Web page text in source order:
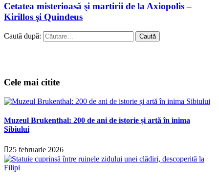
Cetatea misterioasă şi martirii de la Axiopolis –
Kirillos şi Quindeus
Caută după:
Cele mai citite
Muzeul Brukenthal: 200 de ani de istorie și artă în inima
Sibiului
25 februarie 2026